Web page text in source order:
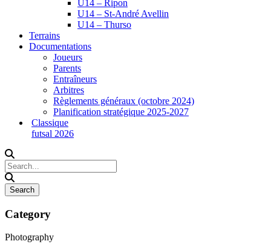
U14 – Ripon
U14 – St-André Avellin
U14 – Thurso
Terrains
Documentations
Joueurs
Parents
Entraîneurs
Arbitres
Règlements généraux (octobre 2024)
Planification stratégique 2025-2027
Classique
futsal 2026
Category
Photography